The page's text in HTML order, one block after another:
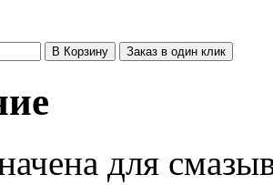
Заказ в один клик
для